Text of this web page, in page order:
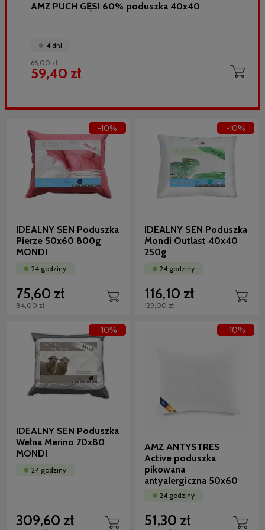
AMZ PUCH GĘSI 60% poduszka 40x40
4 dni
66,00 zł
59,40 zł
IDEALNY SEN Poduszka
Pierze 50x60 800g
MONDI
24 godziny
75,60 zł
84,00 zł
-10%
IDEALNY SEN Poduszka
Mondi Outlast 40x40
250g
24 godziny
116,10 zł
129,00 zł
-10%
IDEALNY SEN Poduszka
Wełna Merino 70x80
MONDI
24 godziny
309,60 zł
-10%
AMZ ANTYSTRES
Active poduszka
pikowana
antyalergiczna 50x60
24 godziny
51,30 zł
-10%